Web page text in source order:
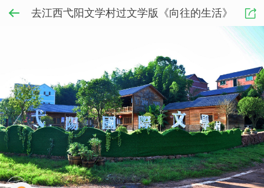
去江西弋阳文学村过文学版《向往的生活》